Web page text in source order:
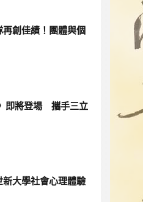
創佳績！團體與個
即將登場 攜手三立
大學社會心理體驗